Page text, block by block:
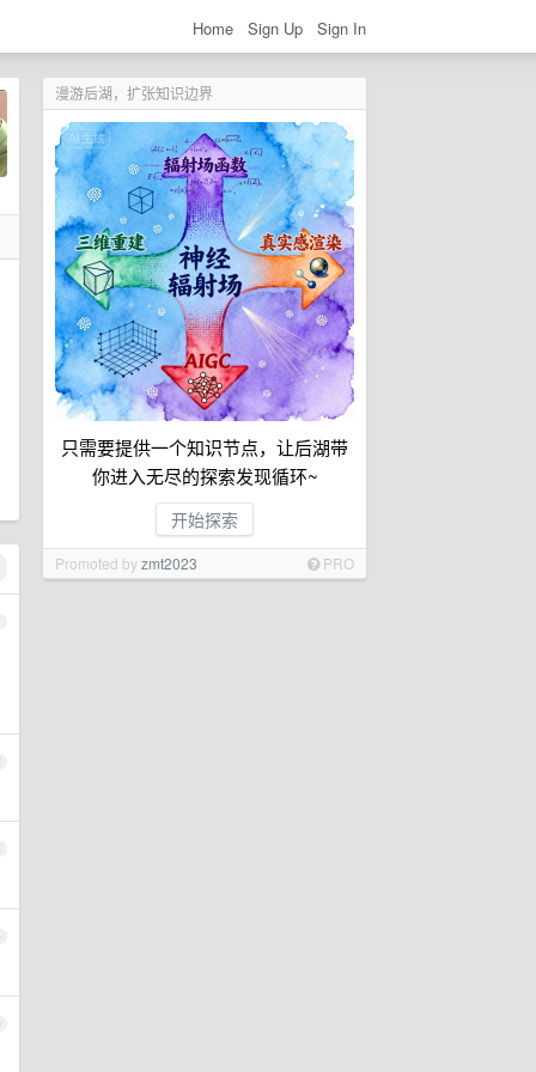
Home Sign Up Sign In
漫游后湖，扩张知识边界
只需要提供一个知识节点，让后湖带
你进入无尽的探索发现循环~
开始探索
Promoted byzmt2023 PRO